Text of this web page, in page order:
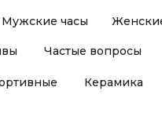
Частые вопросы
Мужские часы
Керамика